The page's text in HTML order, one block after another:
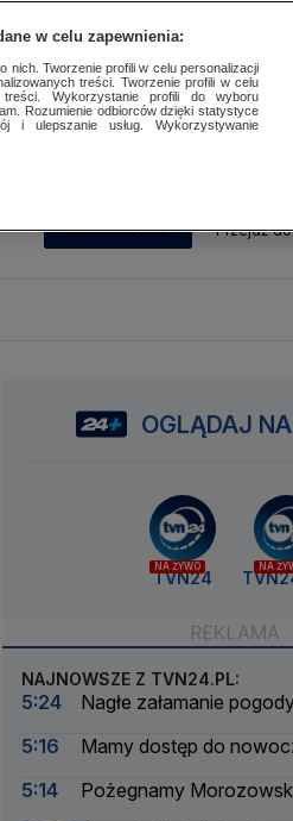
SUBSKRYBUJ Przejdź do
OGLĄDAJ
NA ŻYWO
TVN24
NA
NAJNOWSZE Z TVN24.PL:
5:24
Nagłe załamanie
5:16
Mamy dostęp do
5:14
Pożegnamy
w celu zapewnienia:
nich. Tworzenie profili w celu personalizacji
treści. Tworzenie profili w celu
treści. Wykorzystanie profili do wyboru
Rozumienie odbiorców dzięki statystyce
i ulepszanie usług. Wykorzystywanie